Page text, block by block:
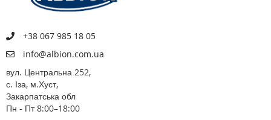
+38 067 985 18 05
info@albion.com.ua
вул. Центральна 252,
с. Іза, м.Хуст,
Закарпатська обл
Пн - Пт 8:00–18:00